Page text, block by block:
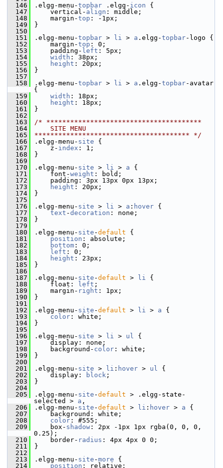
  146
.elgg-menu-topbar .elgg- icon {
  147
vertical- align : middle;
  148
margin-top : -1px;
  149
}
  150
  151
.elgg-menu-topbar > li > a .elgg-topbar-logo {
  152
margin-top : 0;
  153
padding- left : 5px;
  154
width : 38px;
  155
height : 20px;
  156
}
  157
  158
.elgg-menu-topbar > li > a .elgg-topbar-avatar
{
  159
width : 18px;
  160
height : 18px;
  161
}
  162
  163
/* ***************************************
  164
    SITE MENU
  165
*************************************** */
  166
.elgg-menu- site {
  167
z- index : 1;
  168
}
  169
  170
.elgg-menu- site > li > a {
  171
font-weight : bold;
  172
padding: 3px 13px 0px 13px;
  173
height : 20px;
  174
}
  175
  176
.elgg-menu- site > li > a : hover {
  177
text -decoration : none;
  178
}
  179
  180
.elgg-menu- site -default {
  181
position : absolute;
  182
bottom : 0;
  183
left : 0;
  184
height : 23px;
  185
}
  186
  187
.elgg-menu- site -default > li {
  188
float: left ;
  189
margin- right : 1px;
  190
}
  191
  192
.elgg-menu- site -default > li > a {
  193
color : white;
  194
}
  195
  196
.elgg-menu- site > li > ul {
  197
display: none;
  198
background- color : white;
  199
}
  200
  201
.elgg-menu- site > li : hover > ul {
  202
display: block ;
  203
}
  204
  205
.elgg-menu- site -default > .elgg-state-
selected > a ,
  206
.elgg-menu- site -default > li : hover > a {
  207
background: white;
  208
color : #555;
  209
box- shadow : 2px -1px 1px rgba(0, 0, 0,
0.25);
  210
border- radius : 4px 4px 0 0;
  211
}
  212
  213
.elgg-menu- site -more {
  214
position : relative;